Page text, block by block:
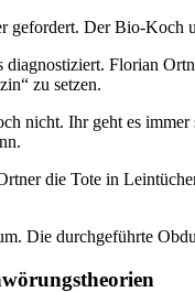
Der Bio-Koch
Florian
zu setzen.
nicht. Ihr geht es
die Tote in
Die durchgeführte